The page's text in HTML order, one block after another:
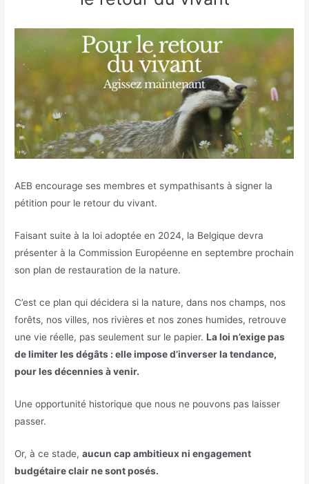
AEB encourage ses membres et sympathisants à signer la
pétition pour le retour du vivant.
Faisant suite à la loi adoptée en 2024, la Belgique devra
présenter à la Commission Européenne en septembre prochain
son plan de restauration de la nature.
C’est ce plan qui décidera si la nature, dans nos champs, nos
forêts, nos villes, nos rivières et nos zones humides, retrouve
une vie réelle, pas seulement sur le papier.La loi n’exige pas
de limiter les dégâts : elle impose d’inverser la tendance,
pour les décennies à venir.
Une opportunité historique que nous ne pouvons pas laisser
passer.
Or, à ce stade,aucun cap ambitieux ni engagement
budgétaire clair ne sont posés.